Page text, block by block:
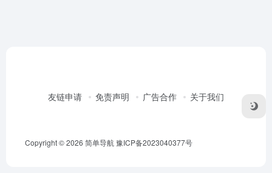
友链申请 免责声明 广告合作 关于我们
Copyright © 2026 简单导航豫ICP备2023040377号